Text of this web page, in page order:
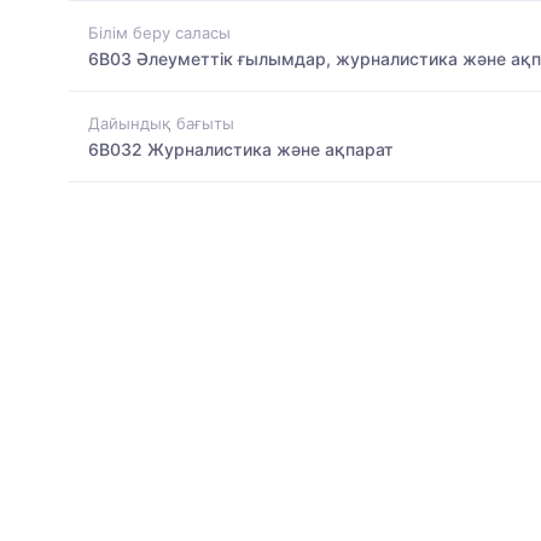
Білім беру саласы
6B03 Әлеуметтік ғылымдар, журналистика және
Дайындық бағыты
6B032 Журналистика және ақпарат